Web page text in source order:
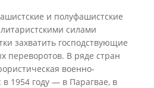
и полуфашистские
силами
захватить господствующие
переворотов. В ряде стран
военно-
1954 году — в Парагвае, в